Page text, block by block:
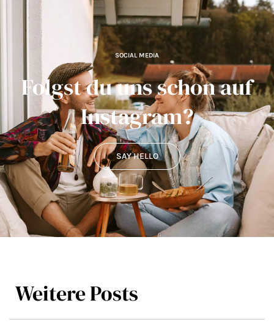
SOCIAL MEDIA
Folgst du uns schon auf
Instagram?
SAY HELLO
Weitere Posts